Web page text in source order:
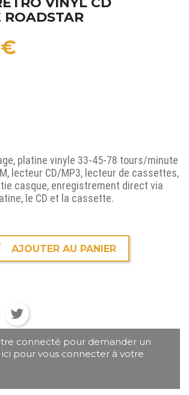
ROADSTAR
platine vinyle 33-45-78 tours/minute
lecteur CD/MP3, lecteur de cassettes,
casque, enregistrement direct via
le CD et la cassette.
AJOUTER AU PANIER
connecté pour demander un
ici pour vous connecter à votre